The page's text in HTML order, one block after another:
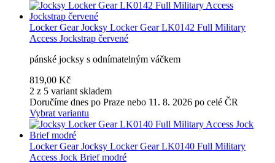
Locker Gear Jocksy Locker Gear LK0142 Full Military
Access Jockstrap červené
pánské jocksy s odnímatelným váčkem
819,00 Kč
2 z 5 variant skladem
Doručíme dnes po Praze nebo 11. 8. 2026 po celé ČR
Vybrat variantu
Locker Gear Jocksy Locker Gear LK0140 Full Military
Access Jock Brief modré